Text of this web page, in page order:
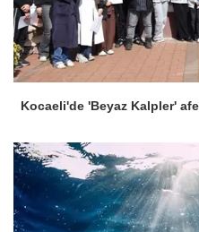
Kocaeli'de 'Beyaz Kalpler'